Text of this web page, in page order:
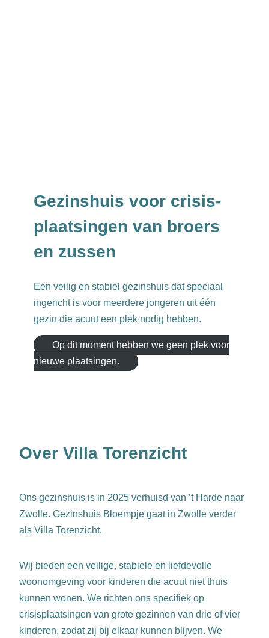
Gezinshuis voor crisis-
plaatsingen van broers
en zussen
Een veilig en stabiel gezinshuis dat speciaal
ingericht is voor meerdere jongeren uit één
gezin die acuut een plek nodig hebben.
Op dit moment hebben we geen plek voor
nieuwe plaatsingen.
Over Villa Torenzicht
Ons gezinshuis is in 2025 verhuisd van ’t Harde naar
Zwolle. Gezinshuis Bloempje gaat in Zwolle verder
als Villa Torenzicht.
Wij bieden een veilige, stabiele en liefdevolle
woonomgeving voor kinderen die acuut niet thuis
kunnen wonen. We richten ons specifiek op
crisisplaatsingen van grote gezinnen van drie of vier
kinderen, zodat zij bij elkaar kunnen blijven. We